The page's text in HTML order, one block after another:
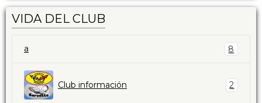
VIDA DEL CLUB
a 8
Club información 2